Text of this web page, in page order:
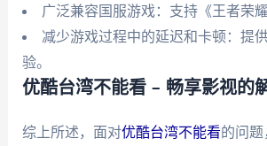
广泛兼容国服游戏：支持《王者荣
减少游戏过程中的延迟和卡顿：提
验。
优酷台湾不能看 – 畅享影视的
综上所述，面对优酷台湾不能看的问